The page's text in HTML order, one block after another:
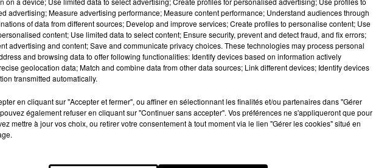
advertising; Measure advertising performance; Measure content performance; Understand audiences through
of data from different sources; Develop and improve services; Create profiles to personalise content; Use
content; Use limited data to select content; Ensure security, prevent and detect fraud, and fix errors;
advertising and content; Save and communicate privacy choices. These technologies may process personal
and browsing data to offer following functionalities: Identify devices based on information actively
geolocation data; Match and combine data from other data sources; Link different devices; Identify devices
transmitted automatically.
en cliquant sur "Accepter et fermer", ou affiner en sélectionnant les finalités et/ou partenaires dans "Gérer
également refuser en cliquant sur "Continuer sans accepter". Vos préférences ne s'appliqueront que pour
mettre à jour vos choix, ou retirer votre consentement à tout moment via le lien "Gérer les cookies" situé en